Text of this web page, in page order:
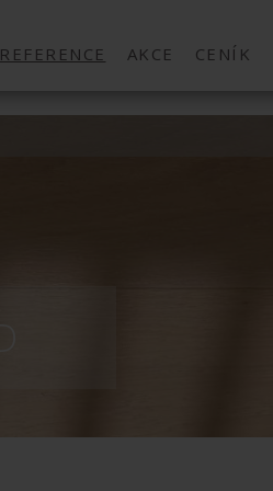
REFERENCE AKCE CENÍK